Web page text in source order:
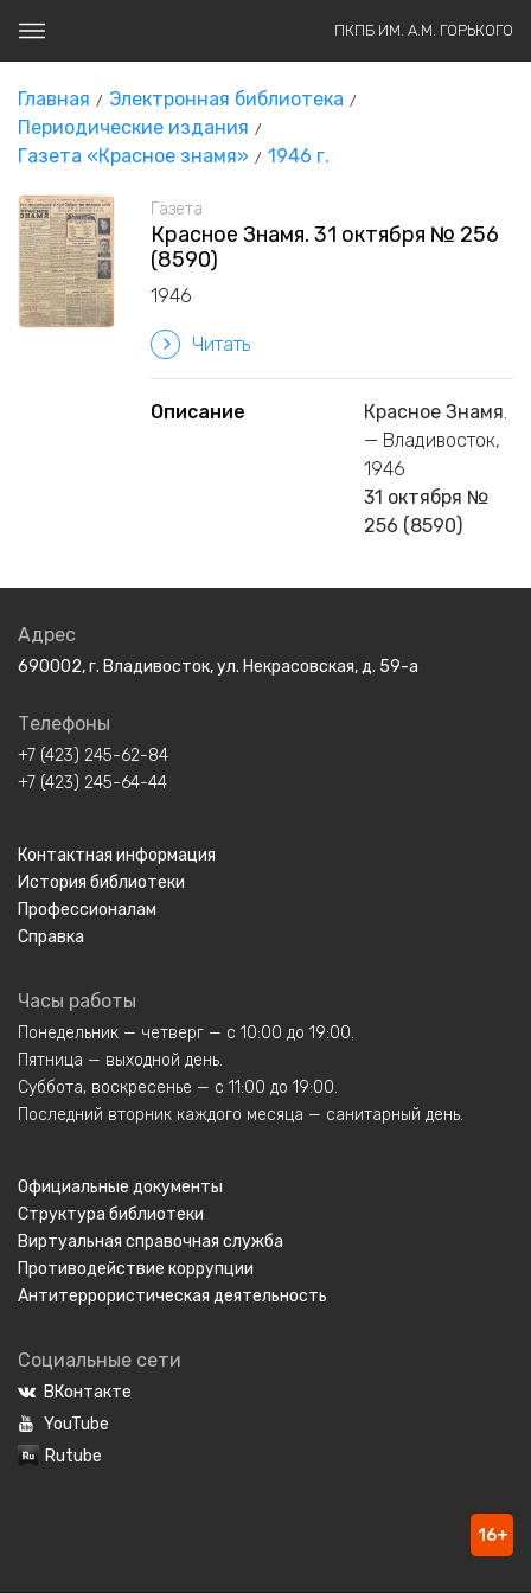
ПКПБ ИМ. А.М. ГОРЬКОГО
Главная
Электронная библиотека
Периодические издания
Газета «Красное знамя»
1946 г.
Газета
Красное Знамя. 31 октября № 256
(8590)
1946
Читать
Описание Красное Знамя.
— Владивосток,
1946
31 октября №
256 (8590)
Адрес
690002, г. Владивосток, ул. Некрасовская, д. 59-а
Телефоны
+7 (423) 245-62-84
+7 (423) 245-64-44
Контактная информация
История библиотеки
Профессионалам
Справка
Часы работы
Понедельник — четверг — с 10:00 до 19:00.
Пятница — выходной день.
Суббота, воскресенье — с 11:00 до 19:00.
Последний вторник каждого месяца — санитарный день.
Официальные документы
Структура библиотеки
Виртуальная справочная служба
Противодействие коррупции
Антитеррористическая деятельность
Социальные сети
ВКонтакте
YouTube
Rutube
16+